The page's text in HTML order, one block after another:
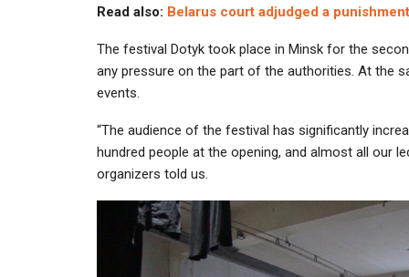
Read also: Belarus court adjudged a
The festival Dotyk took place in Minsk for the
any pressure on the part of the authorities. At the
events.
“The audience of the festival has significantly
hundred people at the opening, and almost all our
organizers told us.